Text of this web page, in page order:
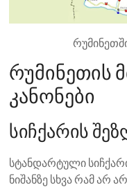
რუმინეთის
კანონები
სიჩქარის
სტანდარტული
ნიშანზე სხვა რამ არ